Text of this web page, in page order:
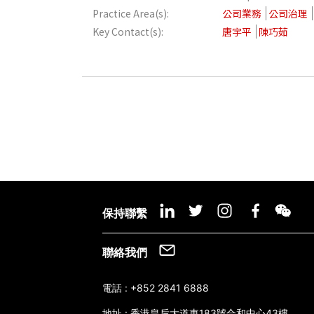
Practice Area(s):
公司業務 公司治理
Key Contact(s):
唐宇平 陳巧茹
保持聯繫
聯絡我們
電話 : +852 2841 6888